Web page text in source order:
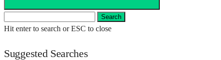
for:
Search
Hit enter to search or ESC to close
Suggested Searches